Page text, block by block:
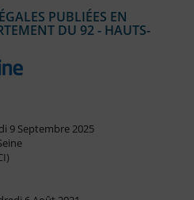
PUBLIÉES EN
DU 92 - HAUTS-
9 Septembre 2025